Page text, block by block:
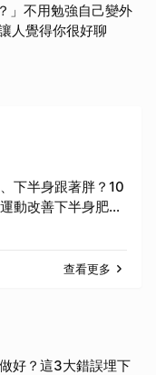
」不用勉強自己變外
人覺得你很好聊
下半身跟著胖？10
動改善下半身肥胖
查看更多
好？這3大錯誤埋下